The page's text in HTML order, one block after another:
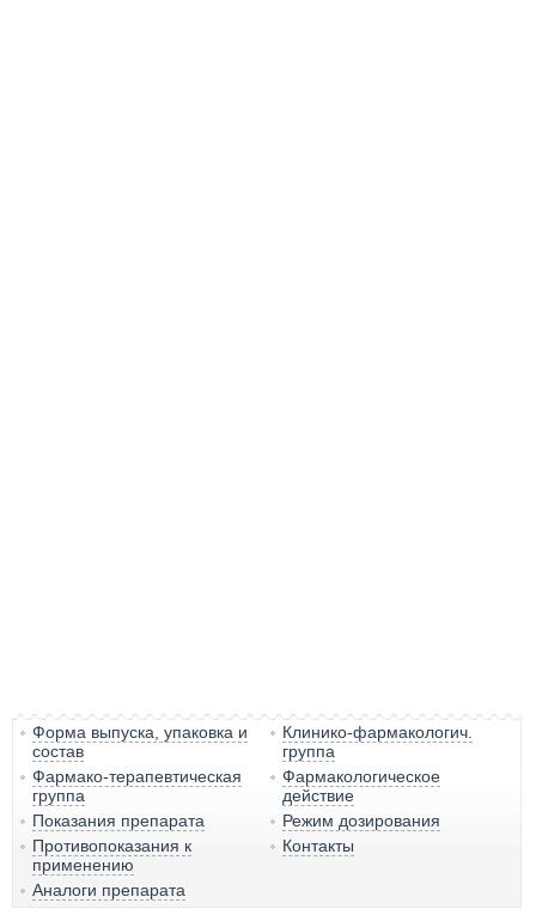
Форма выпуска, упаковка и
состав
Клинико-фармакологич.
группа
Фармако-терапевтическая
группа
Фармакологическое
действие
Показания препарата
Режим дозирования
Противопоказания к
применению
Контакты
Аналоги препарата